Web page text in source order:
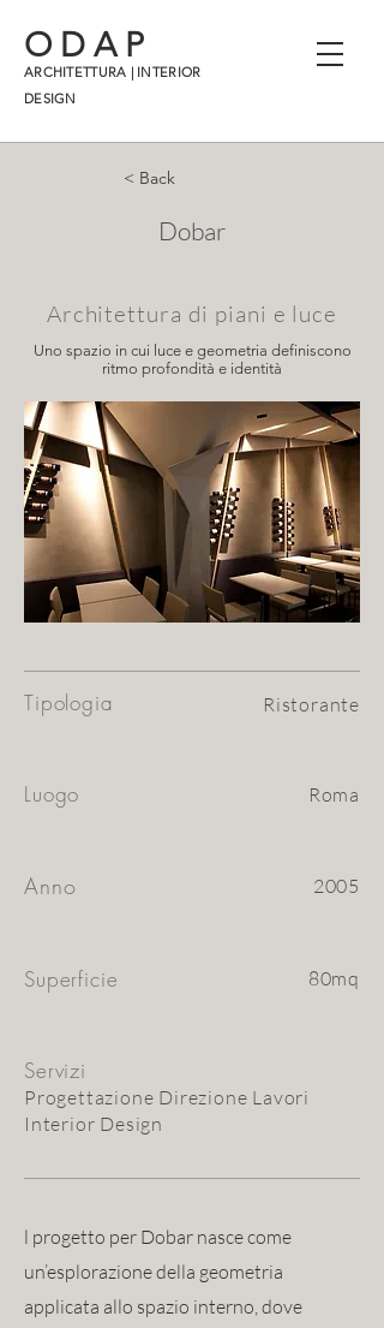
ODAP
ARCHITETTURA | INTERIOR
DESIGN
< Back
Dobar
Architettura di piani e luce
Uno spazio in cui luce e geometria definiscono
ritmo profondità e identità
Tipologia Ristorante
Luogo Roma
Anno 2005
Superficie 80mq
Servizi
Progettazione Direzione Lavori
Interior Design
l progetto per Dobar nasce come
un’esplorazione della geometria
applicata allo spazio interno, dove